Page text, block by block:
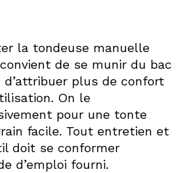
la tondeuse manuelle
de se munir du bac
plus de confort
On le
pour une tonte
facile. Tout entretien et
doit se conformer
d’emploi fourni.